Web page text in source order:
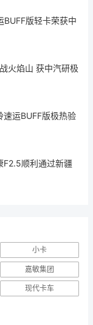
版轻卡荣获中
火焰山 获中汽研极
运BUFF版极热验
F2.5顺利通过新疆
小卡
嘉敏集团
现代卡车